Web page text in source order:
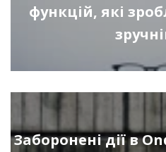
функцій, які
Заборонені дії в